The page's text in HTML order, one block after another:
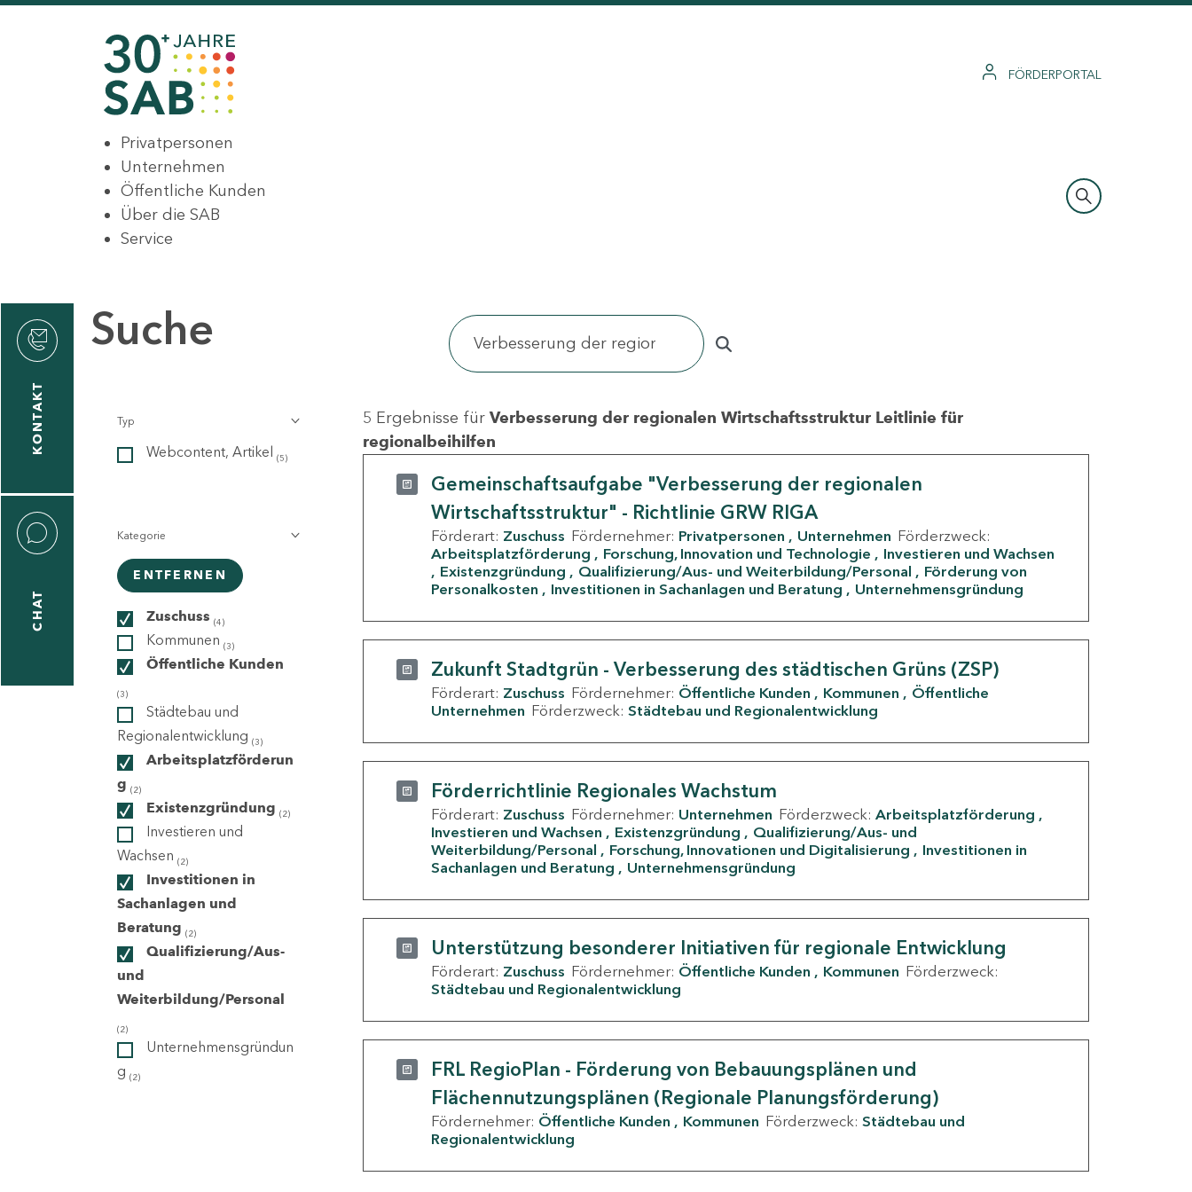
FÖRDERPORTAL
Privatpersonen
Unternehmen
Öffentliche Kunden
Über die SAB
Service
KONTAKT
CHAT
Suche
Typ
Webcontent, Artikel (5)
Kategorie
ENTFERNEN
Zuschuss (4)
Kommunen (3)
Öffentliche Kunden
(3)
Städtebau und
Regionalentwicklung (3)
Arbeitsplatzförderun
g (2)
Existenzgründung (2)
Investieren und
Wachsen (2)
Investitionen in
Sachanlagen und
Beratung (2)
Qualifizierung/Aus-
und
Weiterbildung/Personal
(2)
Unternehmensgründun
g (2)
5 Ergebnisse für Verbesserung der regionalen Wirtschaftsstruktur Leitlinie für
regionalbeihilfen
Gemeinschaftsaufgabe "Verbesserung der regionalen
Wirtschaftsstruktur" - Richtlinie GRW RIGA
Förderart: Zuschuss Fördernehmer: Privatpersonen Unternehmen Förderzweck:
Arbeitsplatzförderung
Forschung, Innovation und Technologie
Investieren und Wachsen
Existenzgründung
Qualifizierung/Aus- und Weiterbildung/Personal
Förderung von
Personalkosten
Investitionen in Sachanlagen und Beratung Unternehmensgründung
Zukunft Stadtgrün - Verbesserung des städtischen Grüns (ZSP)
Förderart: Zuschuss Fördernehmer: Öffentliche Kunden Kommunen
Öffentliche
Unternehmen Förderzweck: Städtebau und Regionalentwicklung
Förderrichtlinie Regionales Wachstum
Förderart: Zuschuss Fördernehmer: Unternehmen Förderzweck: Arbeitsplatzförderung
Investieren und Wachsen
Existenzgründung
Qualifizierung/Aus- und
Weiterbildung/Personal
Forschung, Innovationen und Digitalisierung
Investitionen in
Sachanlagen und Beratung
Unternehmensgründung
Unterstützung besonderer Initiativen für regionale Entwicklung
Förderart: Zuschuss Fördernehmer: Öffentliche Kunden Kommunen Förderzweck:
Städtebau und Regionalentwicklung
FRL RegioPlan - Förderung von Bebauungsplänen und
Flächennutzungsplänen (Regionale Planungsförderung)
Fördernehmer: Öffentliche Kunden Kommunen Förderzweck: Städtebau und
Regionalentwicklung